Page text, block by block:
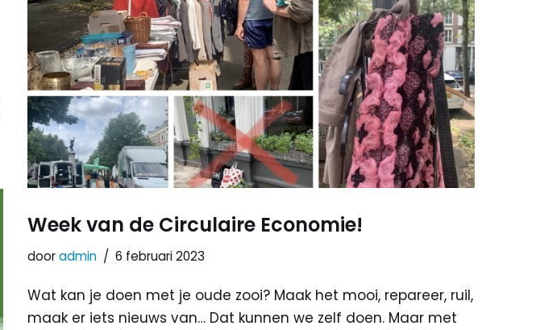
Week van de Circulaire Economie!
dooradmin 6 februari 2023
Wat kan je doen met je oude zooi? Maak het mooi, repareer, ruil,
maak er iets nieuws van… Dat kunnen we zelf doen. Maar met